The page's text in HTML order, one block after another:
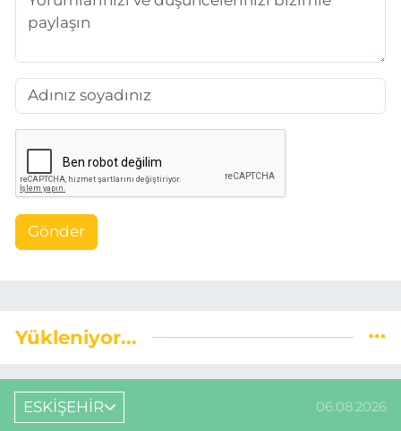
Gönder
Yükleniyor...
ESKİŞEHİR 06.08.2026